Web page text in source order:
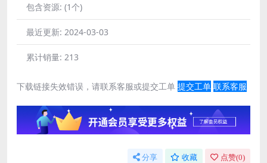
包含资源: (1个)
最近更新: 2024-03-03
累计销量: 213
下载链接失效错误，请联系客服或提交工单 提交工单 联系客服
分享 收藏 点赞(0)